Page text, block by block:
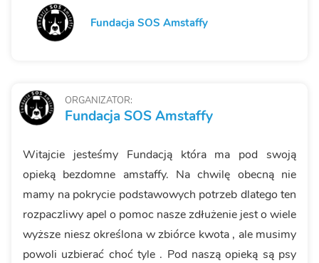
ORGANIZATOR:
Fundacja SOS Amstaffy
Witajcie jesteśmy Fundacją która ma pod swoją
opieką bezdomne amstaffy. Na chwilę obecną nie
mamy na pokrycie podstawowych potrzeb dlatego ten
rozpaczliwy apel o pomoc nasze zdłużenie jest o wiele
wyższe niesz określona w zbiórce kwota , ale musimy
powoli uzbierać choć tyle . Pod naszą opieką są psy
Fundacja SOS Amstaffy